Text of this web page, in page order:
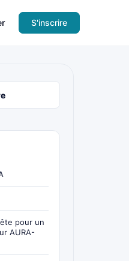
S'inscrire
pour un
AURA-